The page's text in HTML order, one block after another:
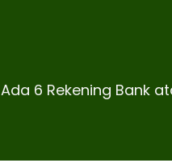
Ada 6 Rekening Bank